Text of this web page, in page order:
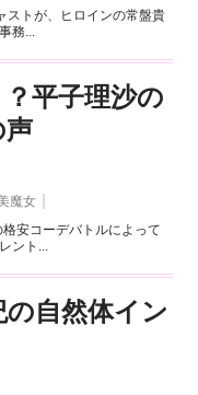
ストが、ヒロインの常盤貴
務...
平子理沙の
声
魔女
安コーデバトルによって
ント...
自然体イン